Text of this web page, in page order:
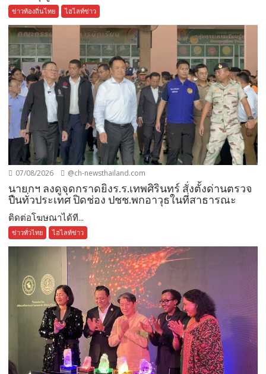
ข่าวท้องถิ่นไทย ไฮไลท์ข่าว
07/08/2026 @ch-newsthailand.com
นายกฯ ลงดูจุดกราดยิงร.ร.เทพศิรินทร์ สั่งตั้งด่านตรวจ
ปืนทั่วประเทศ ปิดช่อง ปชช.พกอาวุธในที่สาธารณะ
ติดต่อโฆษณาได้ที...
ข่าวทั่วไทย ไฮไลท์ข่าว